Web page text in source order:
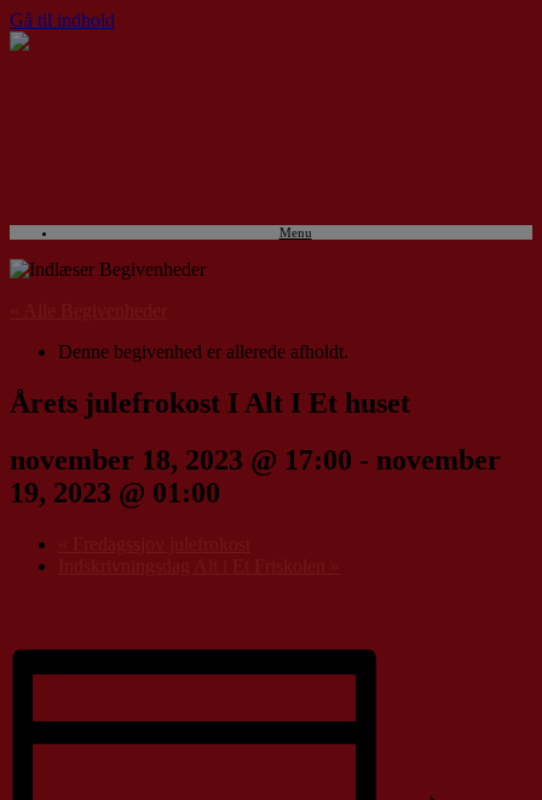
Gå til indhold
Menu
Denne begivenhed er allerede afholdt.
Årets julefrokost I Alt I Et huset
november 18, 2023 @ 17:00 - november
19, 2023 @ 01:00